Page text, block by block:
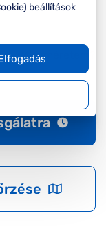
Mi a méretem?
beállítások